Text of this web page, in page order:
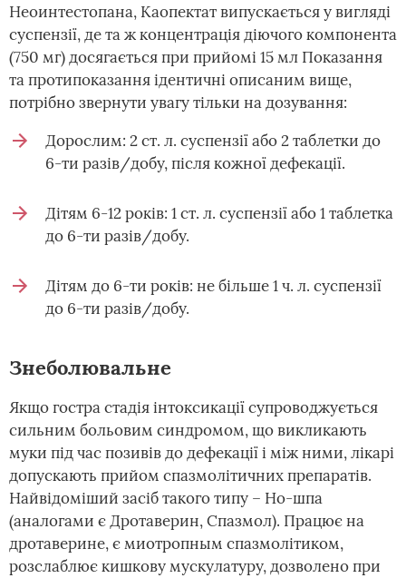
Неоинтестопана, Каопектат випускається у вигляді
суспензії, де та ж концентрація діючого компонента
(750 мг) досягається при прийомі 15 мл Показання
та протипоказання ідентичні описаним вище,
потрібно звернути увагу тільки на дозування:
Дорослим: 2 ст. л. суспензії або 2 таблетки до
6-ти разів/добу, після кожної дефекації.
Дітям 6-12 років: 1 ст. л. суспензії або 1 таблетка
до 6-ти разів/добу.
Дітям до 6-ти років: не більше 1 ч. л. суспензії
до 6-ти разів/добу.
Знеболювальне
Якщо гостра стадія інтоксикації супроводжується
сильним больовим синдромом, що викликають
муки під час позивів до дефекації і між ними, лікарі
допускають прийом спазмолітичних препаратів.
Найвідоміший засіб такого типу – Но-шпа
(аналогами є Дротаверин, Спазмол). Працює на
дротаверине, є миотропным спазмолітиком,
розслаблює кишкову мускулатуру, дозволено при